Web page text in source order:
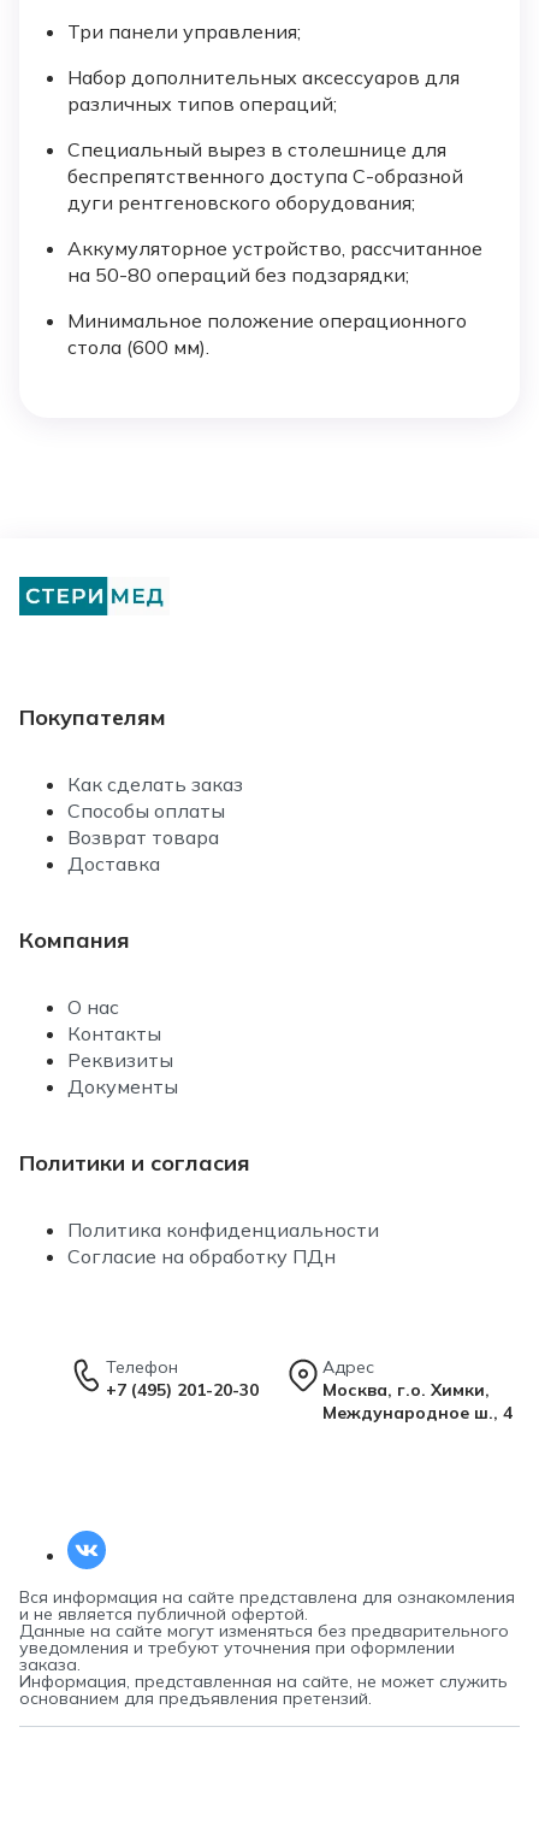
Три панели управления;
Набор дополнительных аксессуаров для
различных типов операций;
Специальный вырез в столешнице для
беспрепятственного доступа С-образной
дуги рентгеновского оборудования;
Аккумуляторное устройство, рассчитанное
на 50-80 операций без подзарядки;
Минимальное положение операционного
стола (600 мм).
Покупателям
Как сделать заказ
Способы оплаты
Возврат товара
Доставка
Компания
О нас
Контакты
Реквизиты
Документы
Политики и согласия
Политика конфиденциальности
Согласие на обработку ПДн
Телефон
+7 (495) 201-20-30
Адрес
Москва, г.о. Химки,
Международное ш., 4
Вся информация на сайте представлена для ознакомления
и не является публичной офертой.
Данные на сайте могут изменяться без предварительного
уведомления и требуют уточнения при оформлении
заказа.
Информация, представленная на сайте, не может служить
основанием для предъявления претензий.